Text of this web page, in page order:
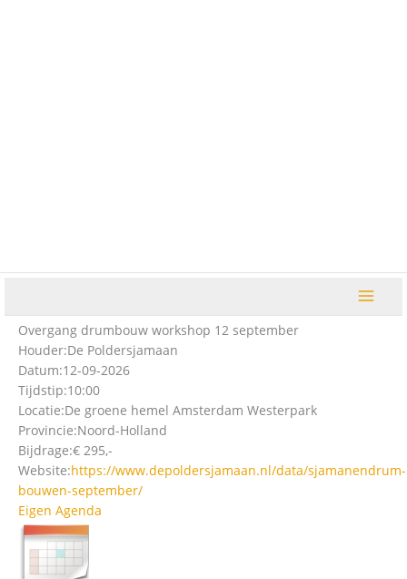
Overgang drumbouw workshop 12 september
Houder:De Poldersjamaan
Datum:12-09-2026
Tijdstip:10:00
Locatie:De groene hemel Amsterdam Westerpark
Provincie:Noord-Holland
Bijdrage:€ 295,-
Website:https://www.depoldersjamaan.nl/data/sjamanendrum-
bouwen-september/
Eigen Agenda